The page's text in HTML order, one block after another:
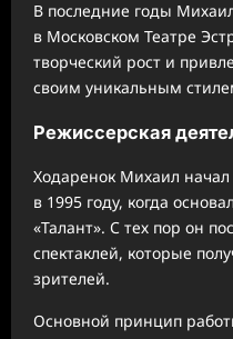
В последние годы
в Московском Театре
творческий рост и
своим уникальным
Режиссерская
Ходаренок Михаил
в 1995 году, когда
«Талант». С тех пор он
спектаклей, которые
зрителей.
Основной принцип